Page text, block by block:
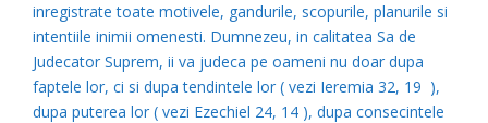
inregistrate toate motivele, gandurile, scopurile, planurile si
intentiile inimii omenesti. Dumnezeu, in calitatea Sa de
Judecator Suprem, ii va judeca pe oameni nu doar dupa
faptele lor, ci si dupa tendintele lor ( vezi Ieremia 32, 19 ),
dupa puterea lor ( vezi Ezechiel 24, 14 ), dupa consecintele